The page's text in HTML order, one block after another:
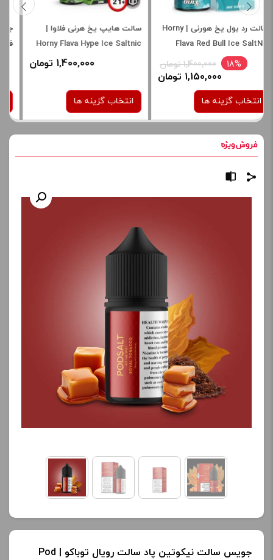
جویس سالت اسپرایت یخ هرنی
فلاوا | Horny Flava Spride Ice
Salt Nic
1,400,000 تومان
انتخاب گزینه ها
نیکوتین:
نمایش قیمت ، گزینه های
آخرین بروزرسانی
قیمت: 20 ساعت پیش
تمامی قیمت ها بروز
هستند.
- +
افزودن به سبد خرید
سالت قهوه تنباکو هورنی |
Horny Flava Coffee Tobacco
1,400,000 تومان
انتخاب گزینه ها
نمایش قیمت ، گزینه های
محصول را از کادر بالا انتخاب
قیمت: 16 ساعت پیش
تمامی قیمت ها بروز
هستند.
+
جویس سالت نیکوتین پاد سالت رویال توباکو | Pod